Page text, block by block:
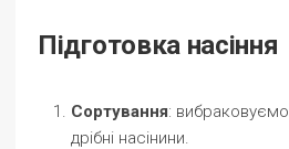
Підготовка насіння
Сортування:
дрібні насінини.